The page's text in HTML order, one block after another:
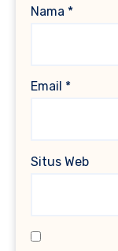
Nama *
Email *
Situs Web